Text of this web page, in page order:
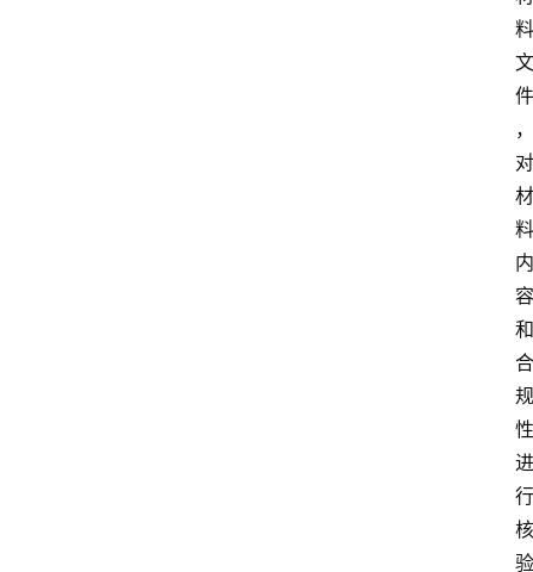
料
文
件
，
对
材
料
内
容
和
合
规
性
进
行
核
验